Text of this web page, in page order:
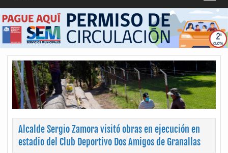
Alcalde Sergio Zamora visitó obras en ejecución en
estadio del Club Deportivo Dos Amigos de Granallas